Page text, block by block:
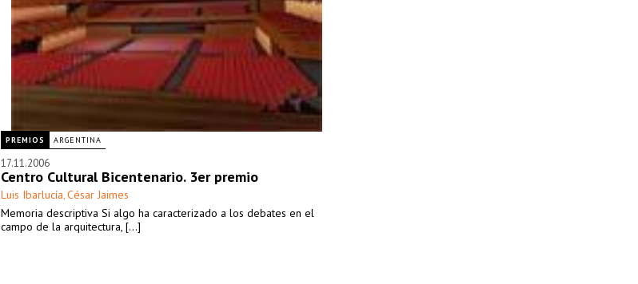
PREMIOS ARGENTINA
17.11.2006
Centro Cultural Bicentenario. 3er premio
Luis Ibarlucía, César Jaimes
Memoria descriptiva Si algo ha caracterizado a los debates en el
campo de la arquitectura, [...]